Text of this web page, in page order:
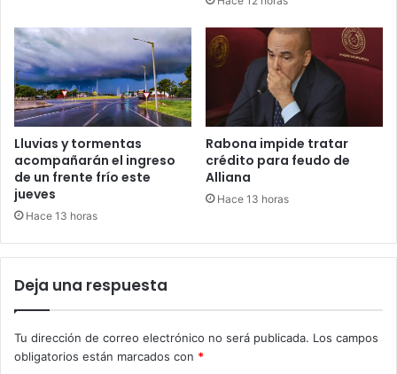
Lluvias y tormentas
acompañarán el ingreso
de un frente frío este
jueves
Hace 13 horas
Rabona impide tratar
crédito para feudo de
Alliana
Hace 13 horas
Deja una respuesta
Tu dirección de correo electrónico no será publicada. Los campos
obligatorios están marcados con *